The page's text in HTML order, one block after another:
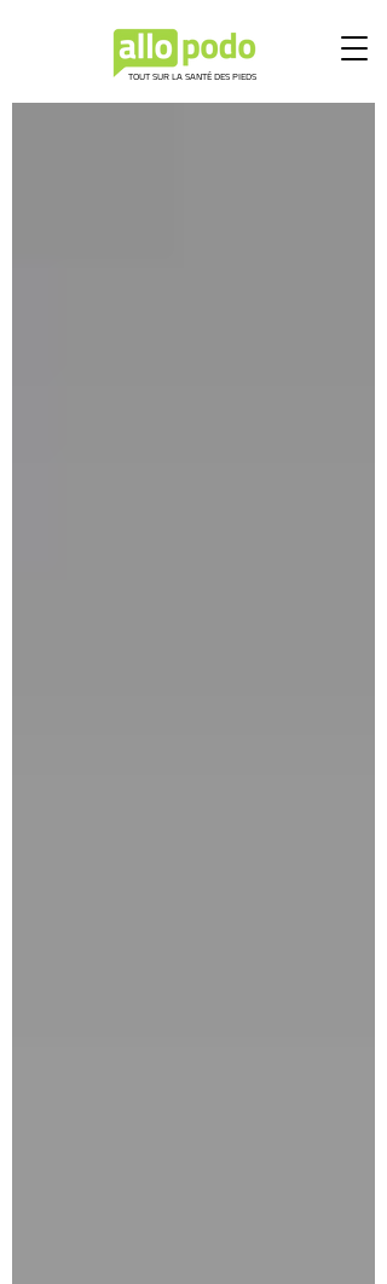
TOUT SUR LA SANTÉ DES PIEDS